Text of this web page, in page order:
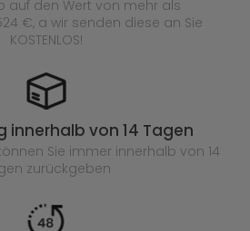
auf den Wert von mehr als
€, a wir senden diese an Sie
KOSTENLOS!
innerhalb von 14 Tagen
Sie immer innerhalb von 14
zurückgeben